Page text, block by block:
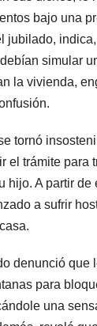
bajo una
jubilado,
simular
la vivienda,
tornó
el trámite para
hijo. A partir de
a sufrir
denunció que
para
una